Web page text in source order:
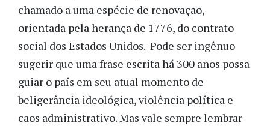
chamado a uma espécie de renovação,
orientada pela herança de 1776, do contrato
social dos Estados Unidos. Pode ser ingênuo
sugerir que uma frase escrita há 300 anos possa
guiar o país em seu atual momento de
beligerância ideológica, violência política e
caos administrativo. Mas vale sempre lembrar